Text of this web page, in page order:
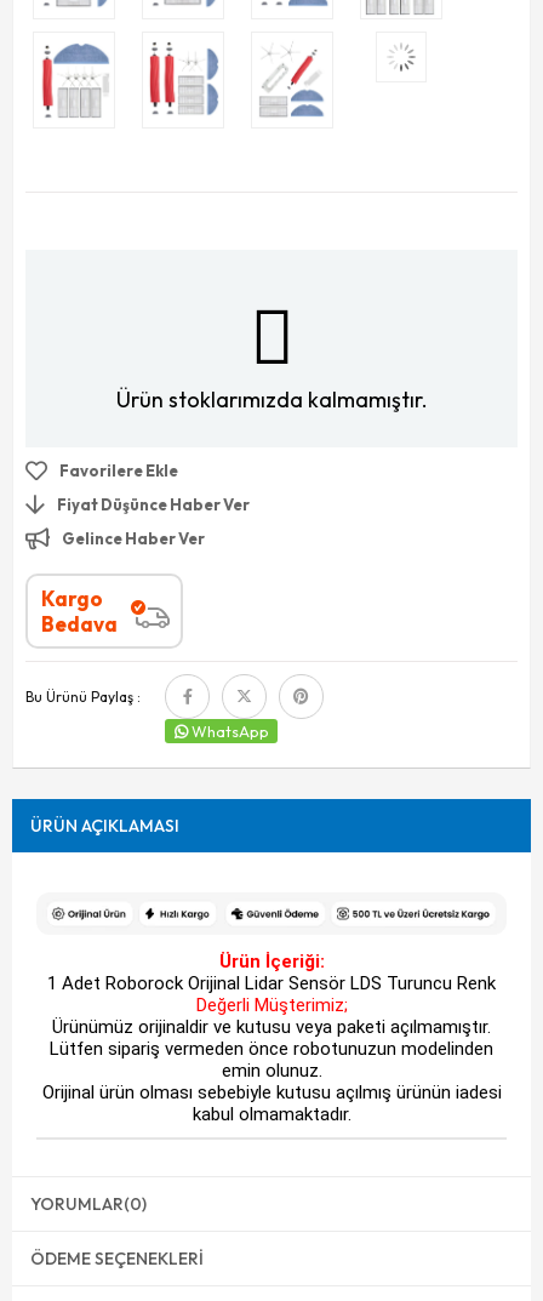
Ürün stoklarımızda kalmamıştır.
Favorilere Ekle
Fiyat Düşünce Haber Ver
Gelince Haber Ver
Kargo
Bedava
Bu Ürünü Paylaş :
WhatsApp
ÜRÜN AÇIKLAMASI
Ürün İçeriği:
1 Adet Roborock Orijinal Lidar Sensör LDS Turuncu Renk
Değerli Müşterimiz;
Ürünümüz orijinaldir ve kutusu veya paketi açılmamıştır.
Lütfen sipariş vermeden önce robotunuzun modelinden
emin olunuz.
Orijinal ürün olması sebebiyle kutusu açılmış ürünün iadesi
kabul olmamaktadır.
YORUMLAR(0)
ÖDEME SEÇENEKLERI